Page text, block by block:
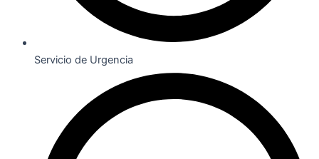
Servicio de Urgencia